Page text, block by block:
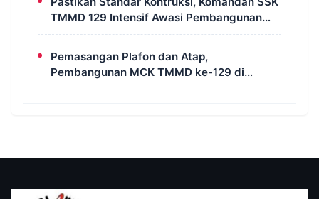
TMMD 129 Intensif Awasi Pembangunan
MCK di Wanam
Pemasangan Plafon dan Atap,
Pembangunan MCK TMMD ke-129 di